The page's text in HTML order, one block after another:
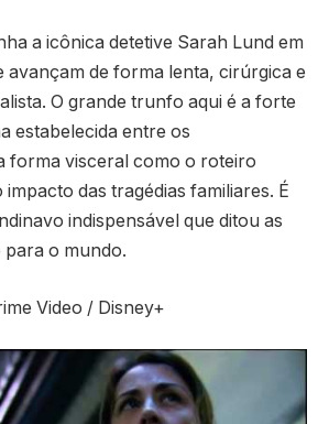
a icônica detetive Sarah Lund em
avançam de forma lenta, cirúrgica e
O grande trunfo aqui é a forte
estabelecida entre os
forma visceral como o roteiro
das tragédias familiares. É
indispensável que ditou as
o mundo.
Video / Disney+